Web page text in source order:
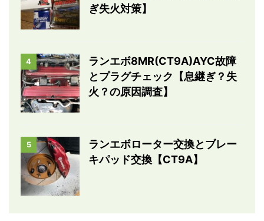
ぎ失火対策】
4
ランエボ8MR(CT9A)AYC故障
とプラグチェック【息継ぎ？失
火？の原因調査】
5
ランエボローター交換とブレー
キパッド交換【CT9A】